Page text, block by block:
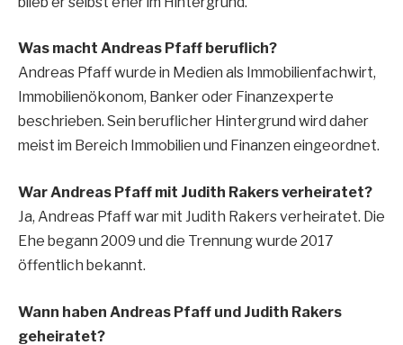
Was macht Andreas Pfaff beruflich?
Andreas Pfaff wurde in Medien als Immobilienfachwirt,
Immobilienökonom, Banker oder Finanzexperte
beschrieben. Sein beruflicher Hintergrund wird daher
meist im Bereich Immobilien und Finanzen eingeordnet.
War Andreas Pfaff mit Judith Rakers verheiratet?
Ja, Andreas Pfaff war mit Judith Rakers verheiratet. Die
Ehe begann 2009 und die Trennung wurde 2017
öffentlich bekannt.
Wann haben Andreas Pfaff und Judith Rakers
geheiratet?